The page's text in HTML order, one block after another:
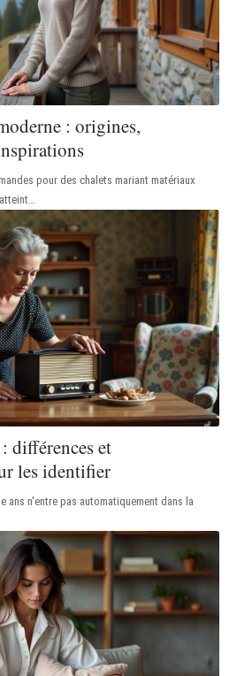
: origines,
pour des chalets mariant matériaux
…
différences et
les identifier
ans n'entre pas automatiquement dans la